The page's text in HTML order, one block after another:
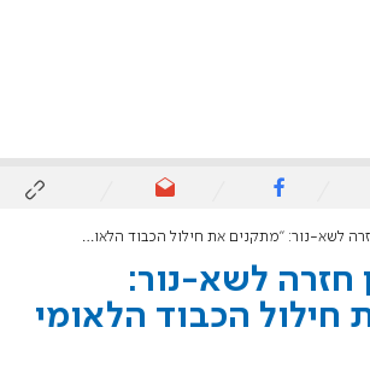
נור: "מתקנים את חילול הכבוד הלאומי שבעקירה"
לשא-נור:
חילול הכבוד הלאומי